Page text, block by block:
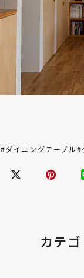
#ダイニングテーブル#
カテ